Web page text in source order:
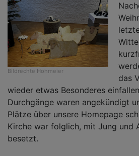
Bildrechte Hohmeier
das
wieder etwas Besonderes
Durchgänge waren angekündigt
Plätze über unsere Homepage
Kirche war folglich, mit Jung und
besetzt.